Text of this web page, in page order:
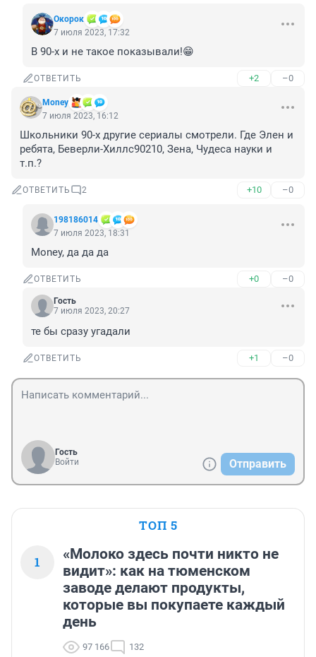
Окорок
7 июля 2023, 17:32
В 90-х и не такое показывали!😁
ОТВЕТИТЬ +2 –0
Money
7 июля 2023, 16:12
Школьники 90-х другие сериалы смотрели. Где Элен и
ребята, Беверли-Хиллс90210, Зена, Чудеса науки и
т.п.?
ОТВЕТИТЬ 2 +10 –0
198186014
7 июля 2023, 18:31
Money, да да да
ОТВЕТИТЬ +0 –0
Гость
7 июля 2023, 20:27
те бы сразу угадали
ОТВЕТИТЬ +1 –0
Гость
Войти
Отправить
ТОП 5
1
«Молоко здесь почти никто не
видит»: как на тюменском
заводе делают продукты,
которые вы покупаете каждый
день
97 166 132